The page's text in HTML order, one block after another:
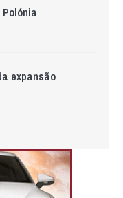
expansão